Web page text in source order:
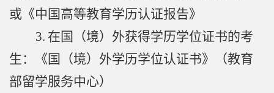
或《中国高等教育学历认证报告》
3. 在国（境）外获得学历学位证书的考
生：《国（境）外学历学位认证书》（教育
部留学服务中心）